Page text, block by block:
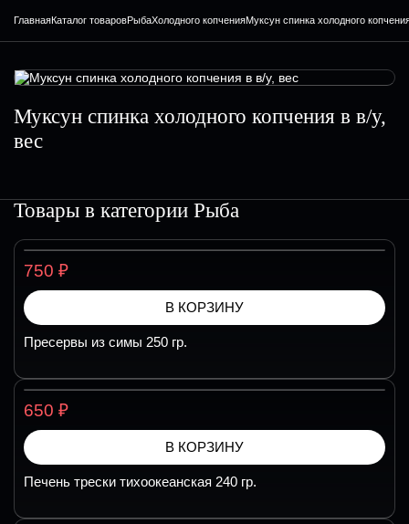
ГлавнаяКаталог товаровРыбаХолодного копченияМуксун спинка холодного
Муксун спинка холодного копчения в в/у,
вес
Товары в категории Рыба
750 ₽
В КОРЗИНУ
Пресервы из симы 250 гр.
650 ₽
В КОРЗИНУ
Печень трески тихоокеанская 240 гр.